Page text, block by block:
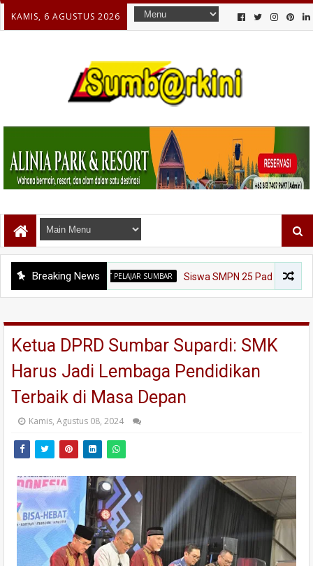
KAMIS, 6 AGUSTUS 2026
Breaking News
ATLET PELAJAR SUMBAR Siswa SMPN 25 Padang Siap
Ketua DPRD Sumbar Supardi: SMK
Harus Jadi Lembaga Pendidikan
Terbaik di Masa Depan
Kamis, Agustus 08, 2024